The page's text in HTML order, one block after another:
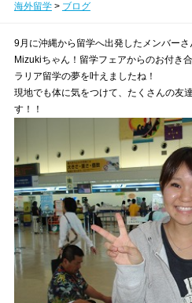
海外留学> ブログ
9月に沖縄から留学へ出発したメンバーさ
Mizukiちゃん！留学フェアからのお付き
ラリア留学の夢を叶えましたね！
現地でも体に気をつけて、たくさんの友
す！！